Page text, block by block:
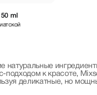
ml
к красоте,
деликатные, но